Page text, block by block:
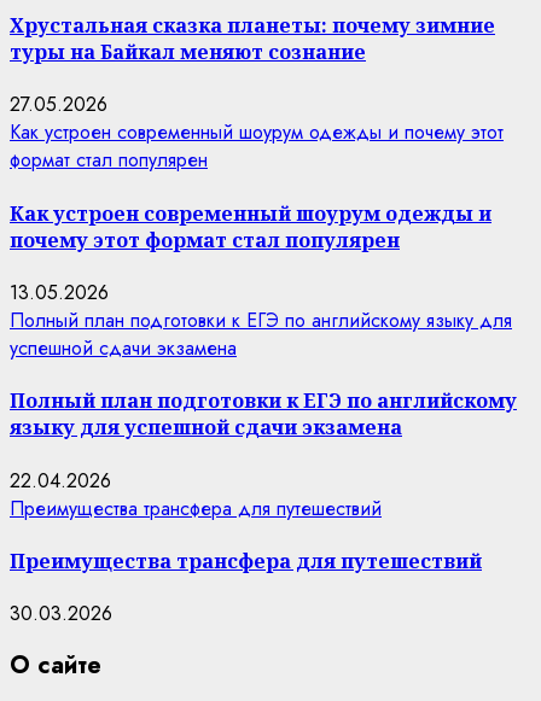
Хрустальная сказка планеты: почему зимние
туры на Байкал меняют сознание
27.05.2026
Как устроен современный шоурум одежды и почему этот
формат стал популярен
Как устроен современный шоурум одежды и
почему этот формат стал популярен
13.05.2026
Полный план подготовки к ЕГЭ по английскому языку для
успешной сдачи экзамена
Полный план подготовки к ЕГЭ по английскому
языку для успешной сдачи экзамена
22.04.2026
Преимущества трансфера для путешествий
Преимущества трансфера для путешествий
30.03.2026
О сайте